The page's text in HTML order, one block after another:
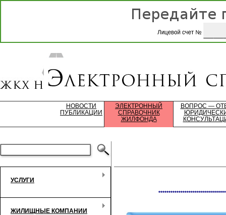
НОВОСТИ
ПУБЛИКАЦИИ
ЭЛЕКТРОННЫЙ
СПРАВОЧНИК
ЖИЛФОНДА
ВОПРОС —
УСЛУГИ
ЖИЛИЩНЫЕ КОМПАНИИ